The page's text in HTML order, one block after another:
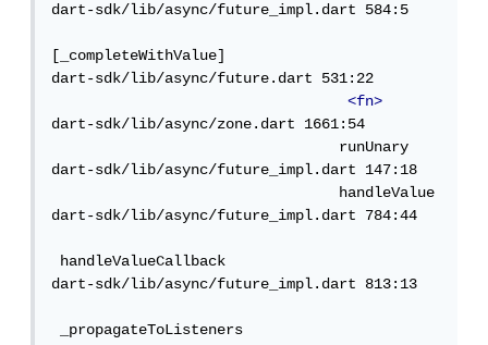
dart-sdk/lib/async/future_impl.dart 584:5
[_completeWithValue]
dart-sdk/lib/async/future.dart 531:22
<fn>
dart-sdk/lib/async/zone.dart 1661:54
runUnary
dart-sdk/lib/async/future_impl.dart 147:18
handleValue
dart-sdk/lib/async/future_impl.dart 784:44
handleValueCallback
dart-sdk/lib/async/future_impl.dart 813:13
_propagateToListeners